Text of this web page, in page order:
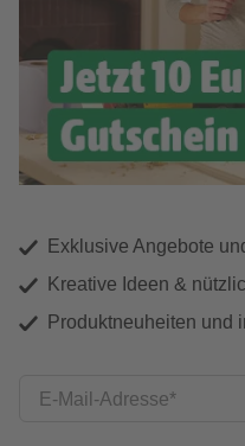
Exklusive Angebote
Kreative Ideen &
Produktneuheiten und
E-Mail-Adresse